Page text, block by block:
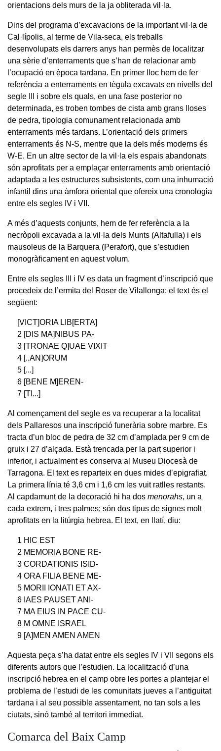
orientacions dels murs de la ja obliterada vil·la.
Dins del programa d’excavacions de la important vil·la de
Cal·lípolis, al terme de Vila-seca, els treballs
desenvolupats els darrers anys han permès de localitzar
una sèrie d’enterraments que s’han de relacionar amb
l’ocupació en època tardana. En primer lloc hem de fer
referència a enterraments en tègula excavats en nivells del
segle III i sobre els quals, en una fase posterior no
determinada, es troben tombes de cista amb grans lloses
de pedra, tipologia comunament relacionada amb
enterraments més tardans. L’orientació dels primers
enterraments és N-S, mentre que la dels més moderns és
W-E. En un altre sector de la vil·la els espais abandonats
són aprofitats per a emplaçar enterraments amb orientació
adaptada a les estructures subsistents, com una inhumació
infantil dins una àmfora oriental que ofereix una cronologia
entre els segles IV i VII.
A més d’aquests conjunts, hem de fer referència a la
necròpoli excavada a la vil·la dels Munts (Altafulla) i els
mausoleus de la Barquera (Perafort), que s’estudien
monogràficament en aquest volum.
Entre els segles III i IV es data un fragment d’inscripció que
procedeix de l’ermita del Roser de Vilallonga; el text és el
següent:
[VICT]ORIA LIB[ERTA]
2 [DIS MA]NIBUS PA-
3 [TRONAE Q]UAE VIXIT
4 [..AN]ORUM
5 [...]
6 [BENE M]EREN-
7 [TI...]
Al començament del segle es va recuperar a la localitat
dels Pallaresos una inscripció funerària sobre marbre. Es
tracta d’un bloc de pedra de 32 cm d’amplada per 9 cm de
gruix i 27 d’alçada. Està trencada per la part superior i
inferior, i actualment es conserva al Museu Diocesà de
Tarragona. El text es reparteix en dues mides d’epigrafiat.
La primera línia té 3,6 cm i 1,6 cm les vuit ratlles restants.
Al capdamunt de la decoració hi ha dos menorahs, un a
cada extrem, i tres palmes; són dos tipus de signes molt
aprofitats en la litúrgia hebrea. El text, en llatí, diu:
1 HIC EST
2 MEMORIA BONE RE-
3 CORDATIONIS ISID-
4 ORA FILIA BENE ME-
5 MORII IONATI ET AX-
6 IAES PAUSET ANI-
7 MA EIUS IN PACE CU-
8 M OMNE ISRAEL
9 [A]MEN AMEN AMEN
Aquesta peça s’ha datat entre els segles IV i VII segons els
diferents autors que l’estudien. La localització d’una
inscripció hebrea en el camp obre les portes a plantejar el
problema de l’estudi de les comunitats jueves a l’antiguitat
tardana i al seu possible assentament, no tan sols a les
ciutats, sinó també al territori immediat.
Comarca del Baix Camp